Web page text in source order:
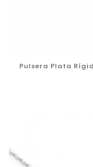
Pulsera Plata